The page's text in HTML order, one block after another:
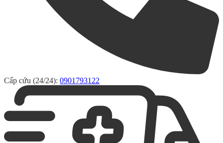
Cấp cứu (24/24): 0901793122